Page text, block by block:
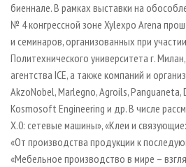
биеннале. В рамках выставки на
№ 4 конгрессной зоне Xylexpo Arena
и семинаров, организованных при
Политехнического университета г.
агентства ICE, а также компаний и
AkzoNobel, Marlegno, Agroils,
Kosmosoft Engineering и др. В числе
X.0: сетевые машины», «Клеи и
«От производства продукции к
«Мебельное производство в мире –